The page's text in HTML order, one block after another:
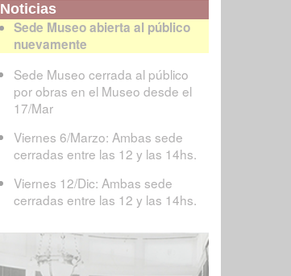
Noticias
Sede Museo abierta al público
nuevamente
Sede Museo cerrada al público
por obras en el Museo desde el
17/Mar
Viernes 6/Marzo: Ambas sede
cerradas entre las 12 y las 14hs.
Viernes 12/Dic: Ambas sede
cerradas entre las 12 y las 14hs.